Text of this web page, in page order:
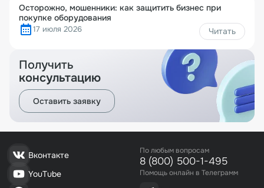
Осторожно, мошенники: как защитить бизнес при
покупке оборудования
17 июля 2026 Читать
Получить
консультацию
Оставить заявку
Вконтакте
YouTube
По любым вопросам
8 (800) 500-1-495
Помощь онлайн в Телеграмм